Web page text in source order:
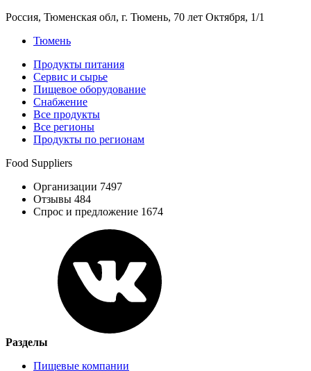
Россия, Тюменская обл, г. Тюмень, 70 лет Октября, 1/1
Тюмень
Продукты питания
Сервис и сырье
Пищевое оборудование
Снабжение
Все продукты
Все регионы
Продукты по регионам
Food Suppliers
Организации 7497
Отзывы 484
Спрос и предложение 1674
Разделы
Пищевые компании